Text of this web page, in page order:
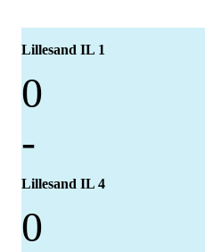
Lillesand IL 1
0
-
Lillesand IL 4
0